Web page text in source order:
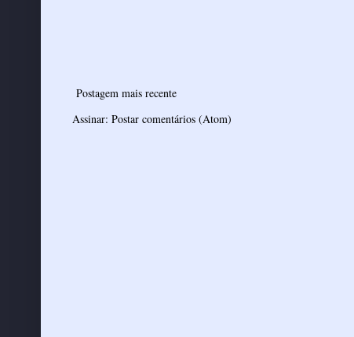
Postagem mais recente
Assinar: Postar comentários (Atom)